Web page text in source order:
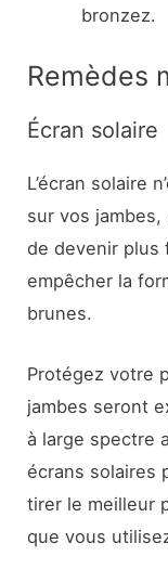
bronzez.
Remèdes
Écran solaire
L’écran solaire
sur vos
de devenir plus
empêcher la
brunes.
Protégez votre
jambes seront
à large spectre
écrans solaires
tirer le meilleur
que vous